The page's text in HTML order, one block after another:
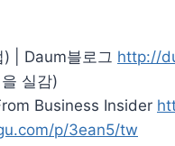
) | Daum블로그 http://
실감)
Business Insider
p/3ean5/tw